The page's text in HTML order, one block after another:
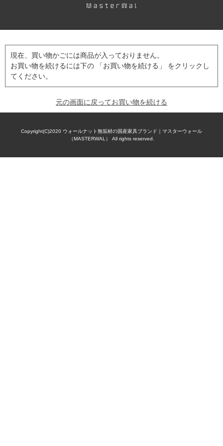
現在、買い物かごには商品が入っておりません。
お買い物を続けるには下の 「お買い物を続ける」 をクリックし
てください。
元の画面に戻ってお買い物を続ける
Copyright(C)2020 ウォールナット無垢材の国産家具ブランド｜マスターウォール
（MASTERWAL） All rights reserved.